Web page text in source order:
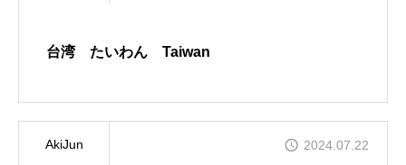
台湾 たいわん Taiwan
AkiJun 2024.07.22